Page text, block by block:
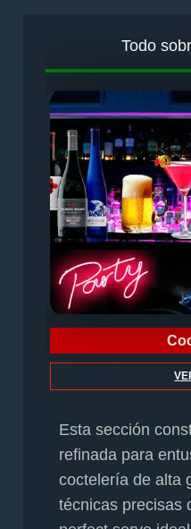
Todo
Esta sección
refinada para
coctelería de alta
técnicas precisas